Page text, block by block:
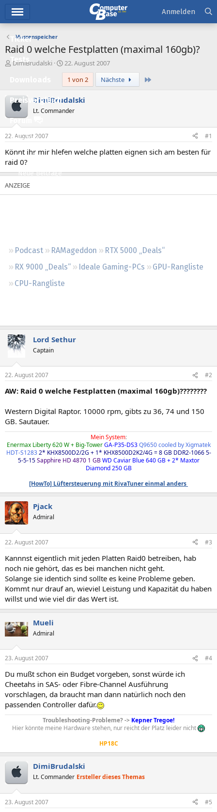
Ticker
Tests
Preisvergleich
Forum
Aktuelles
Empfohlene Inhalte
Neue Beiträge
Neueste Aktivitäten
Podcast RAMageddon
RTX 5000 „Deals“
RX 9000 „Deals“
Ideale Gaming-PCs
GPU-Rangliste
CPU-Rangliste
Anmelden
Massenspeicher
Raid 0 welche Festplatten (maximal 160gb)?
E
e
l
l
e
DimiBrudalski
E
r
t
e
l
m
22. August 2007
1 von 2
Nächste
DimiBrudalski
Lt. Commander
22. August 2007 #1
Könnt ihr mir hlefen welche platten eignen sich am besten für
raid 0?
Lord Sethur
Captain
22. August 2007 #2
AW: Raid 0 welche Festplatten (maximal 160gb)????????
Western Digital Raptor. 10000 rpm, gibts zu 36, 74 und 150
GB. Sautauer.
Mein System:
Enermax Liberty 620 W + Big-Tower GA-P35-DS3 Q9650 cooled by Xigmatek
HDT-S1283 2* KHX8500D2/2G + 1* KHX8500D2K2/4G = 8 GB DDR2-1066 5-
5-5-15 Sapphire HD 4870 1 GB WD Caviar Blue 640 GB + 2* Maxtor
Diamond 250 GB
[HowTo] Lüftersteuerung mit RivaTuner einmal anders
Pjack
Admiral
22. August 2007 #3
Kannnst eigentlich mit jeden Platten Raid0 betreiben, hab
noch nie gehört, das es bei manchen nicht geht.
Solange sie identich sind sollte es keine Probleme geben.
Kommt nur drauf an, wieviel Leistung und Kapazität du haben
willst und wie viel dir das Wert ist.
Mueli
Admiral
23. August 2007 #4
Du mußt schon ein Budget vorgeben, sonst würde ich
Cheetahs in SAS- oder Fibre-Channel Ausführung
vorschlagen, da braucht man dann natürlich noch den
passenden Controller dafür.
Troubleshooting-Probleme? -> Kepner Tregoe!
Hier könnte meine Hardware stehen, nur reicht der Platz leider nicht
HP18C
DimiBrudalski
Lt. Commander Ersteller dieses Themas
23. August 2007 #5